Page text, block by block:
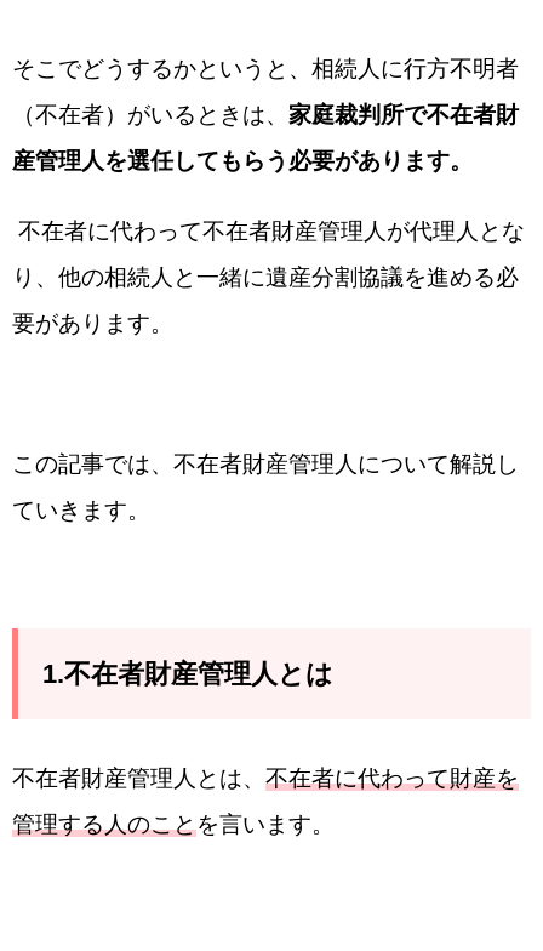
そこでどうするかというと、相続人に行方不明者
（不在者）がいるときは、 家庭裁判所で不在者財
産管理人を選任してもらう必要があります。
不在者に代わって不在者財産管理人が代理人とな
り、他の相続人と一緒に遺産分割協議を進める必
要があります。
この記事では、不在者財産管理人について解説し
ていきます。
1.不在者財産管理人とは
不在者財産管理人とは、 不在者に代わって財産を
管理する人のことを言います。